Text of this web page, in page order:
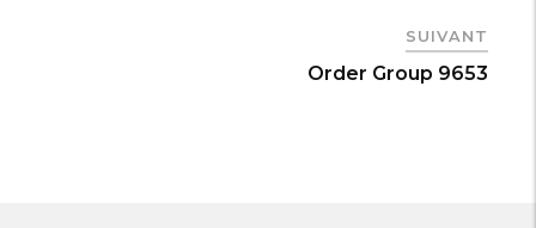
SUIVANT
Order Group 9653